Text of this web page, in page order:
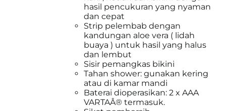
hasil pencukuran yang nyaman
dan cepat
Strip pelembab dengan
kandungan aloe vera ( lidah
buaya ) untuk hasil yang halus
dan lembut
Sisir pemangkas bikini
Tahan shower: gunakan kering
atau di kamar mandi
Baterai dioperasikan: 2 x AAA
VARTAÂ® termasuk.